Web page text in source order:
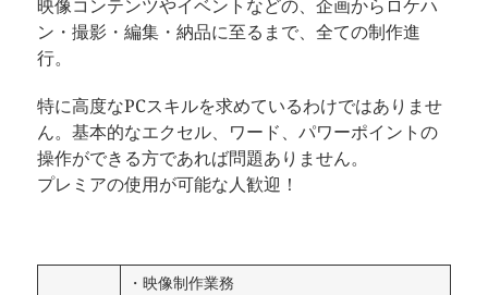
映像コンテンツやイベントなどの、企画からロケハ
ン・撮影・編集・納品に至るまで、全ての制作進
行。
特に高度なPCスキルを求めているわけではありませ
ん。基本的なエクセル、ワード、パワーポイントの
操作ができる方であれば問題ありません。
プレミアの使用が可能な人歓迎！
・映像制作業務